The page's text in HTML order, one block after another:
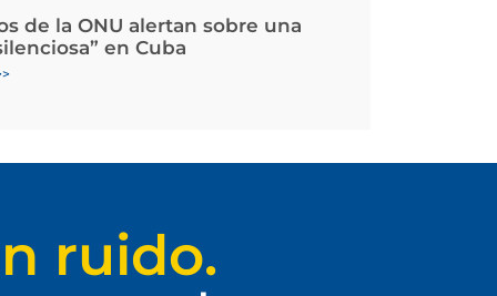
de la ONU alertan sobre una
en Cuba
ruido.